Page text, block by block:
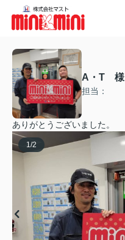
A・T 様
担当：
ありがとうございました。
1 /2